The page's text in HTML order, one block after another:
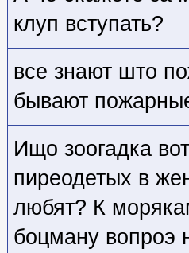
клуп вступать?
все знают што
бывают
Ищо зоогадка
пиреодетых в
любят? К
боцману вопроэ